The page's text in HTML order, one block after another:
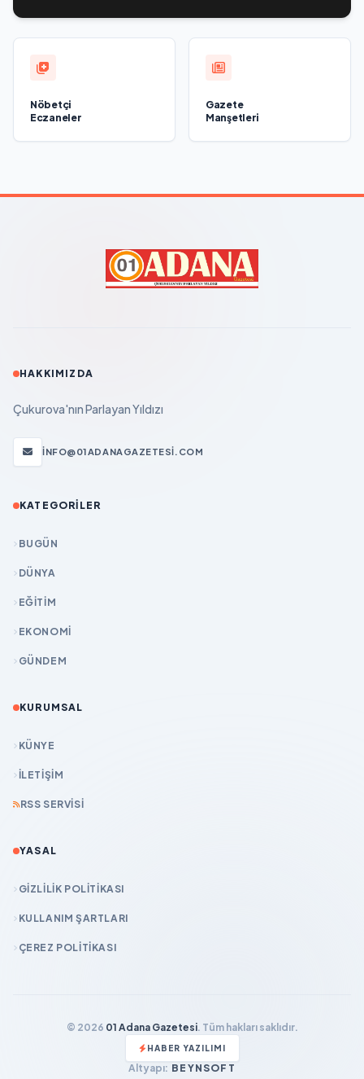
Nöbetçi
Eczaneler
Gazete
Manşetleri
HAKKIMIZDA
Çukurova'nın Parlayan Yıldızı
INFO@01ADANAGAZETESI.COM
KATEGORILER
BUGÜN
DÜNYA
EĞİTİM
EKONOMİ
GÜNDEM
KURUMSAL
KÜNYE
İLETIŞIM
RSS SERVISI
YASAL
GIZLILIK POLITIKASI
KULLANIM ŞARTLARI
ÇEREZ POLITIKASI
© 2026 01 Adana Gazetesi. Tüm hakları saklıdır.
HABER YAZILIMI
Altyapı: BEYNSOFT